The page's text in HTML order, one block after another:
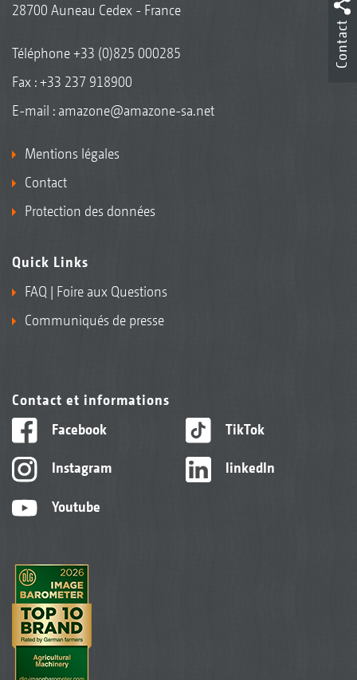
28700 Auneau Cedex - France
Téléphone+33 (0)825 000285
Fax : +33 237 918900
E-mail : amazone@amazone-sa.net
Mentions légales
Contact
Protection des données
Quick Links
FAQ | Foire aux Questions
Communiqués de presse
Contact et informations
Facebook
Instagram
Youtube
TikTok
linkedIn
Contact